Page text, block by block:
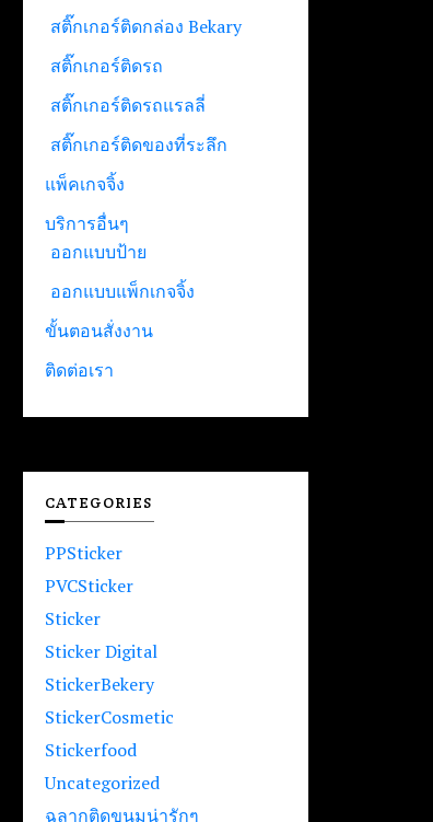
สติ๊กเกอร์ติดกล่อง Bekary
สติ๊กเกอร์ติดรถ
สติ๊กเกอร์ติดรถแรลลี่
สติ๊กเกอร์ติดของที่ระลึก
แพ็คเกจจิ้ง
บริการอื่นๆ
ออกแบบป้าย
ออกแบบแพ็กเกจจิ้ง
ขั้นตอนสั่งงาน
ติดต่อเรา
CATEGORIES
PPSticker
PVCSticker
Sticker
Sticker Digital
StickerBekery
StickerCosmetic
Stickerfood
Uncategorized
ฉลากติดขนมน่ารักๆ